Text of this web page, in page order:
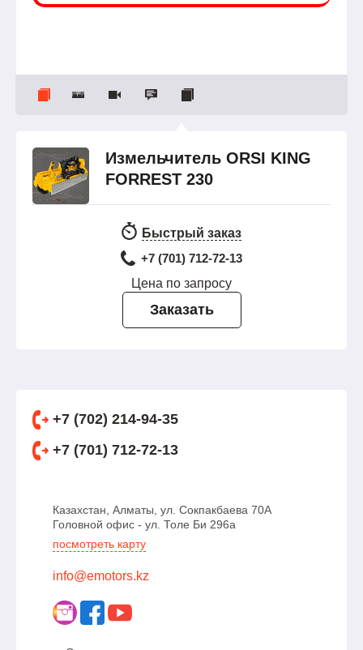
Измельчитель ORSI KING
FORREST 230
Быстрый заказ
+7 (701) 712-72-13
Цена по запросу
Заказать
+7 (702) 214-94-35
+7 (701) 712-72-13
Казахстан, Алматы, ул. Сокпакбаева 70А
Головной офис - ул. Толе Би 296а
посмотреть карту
info@emotors.kz